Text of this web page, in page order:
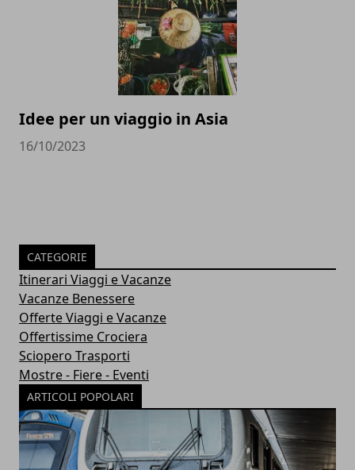
Idee per un viaggio in Asia
16/10/2023
CATEGORIE
Itinerari Viaggi e Vacanze
Vacanze Benessere
Offerte Viaggi e Vacanze
Offertissime Crociera
Sciopero Trasporti
Mostre - Fiere - Eventi
ARTICOLI POPOLARI